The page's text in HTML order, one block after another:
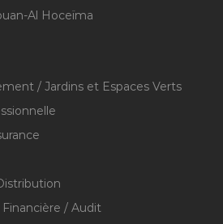
Al Hoceïma
/ Jardins et Espaces Verts
/ Audit